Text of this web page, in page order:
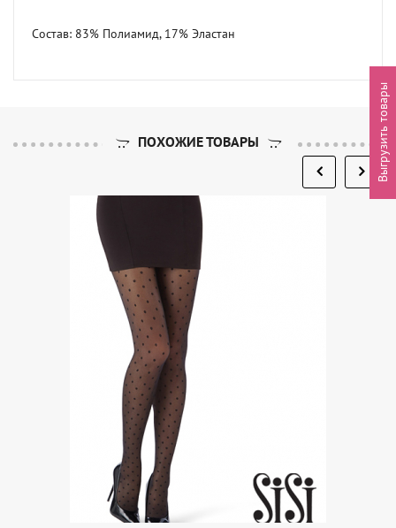
Состав: 83% Полиамид, 17% Эластан
ПОХОЖИЕ ТОВАРЫ Выгрузить товары